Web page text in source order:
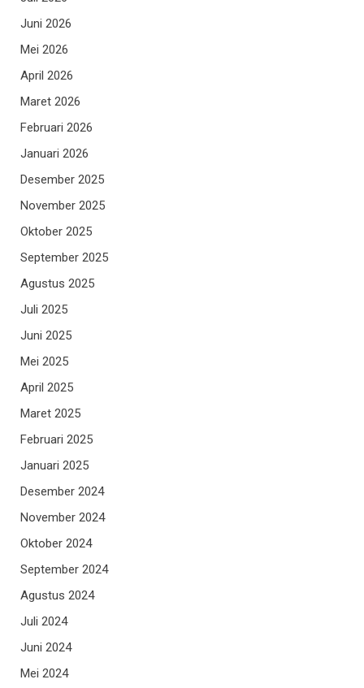
Juni 2026
Mei 2026
April 2026
Maret 2026
Februari 2026
Januari 2026
Desember 2025
November 2025
Oktober 2025
September 2025
Agustus 2025
Juli 2025
Juni 2025
Mei 2025
April 2025
Maret 2025
Februari 2025
Januari 2025
Desember 2024
November 2024
Oktober 2024
September 2024
Agustus 2024
Juli 2024
Juni 2024
Mei 2024